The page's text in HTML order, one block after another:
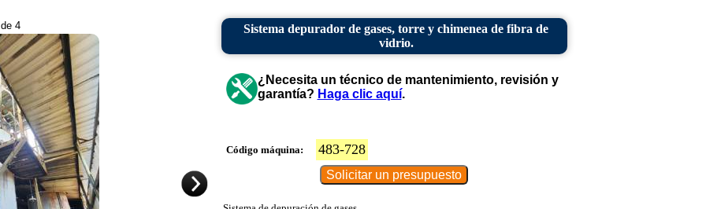
4
Sistema depurador de gases, torre y chimenea de fibra de
vidrio.
¿Necesita un técnico de mantenimiento, revisión y
garantía? Haga clic aquí.
Código máquina: 483-728